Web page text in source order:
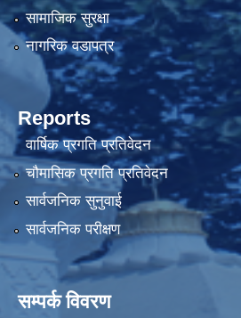
सामाजिक सुरक्षा
नागरिक वडापत्र
Reports
वार्षिक प्रगति प्रतिवेदन
चौमासिक प्रगति प्रतिवेदन
सार्वजनिक सुनुवाई
सार्वजनिक परीक्षण
सम्पर्क विवरण